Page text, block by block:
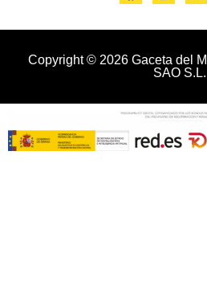
Copyright © 2026 Gaceta del
SAO S.L.